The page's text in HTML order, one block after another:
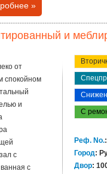
»
и
от
спокойном
и
с
с
С
Реф. No.
Город:
Двор: